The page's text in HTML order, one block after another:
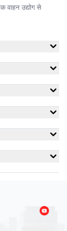
वाहन उद्योग से